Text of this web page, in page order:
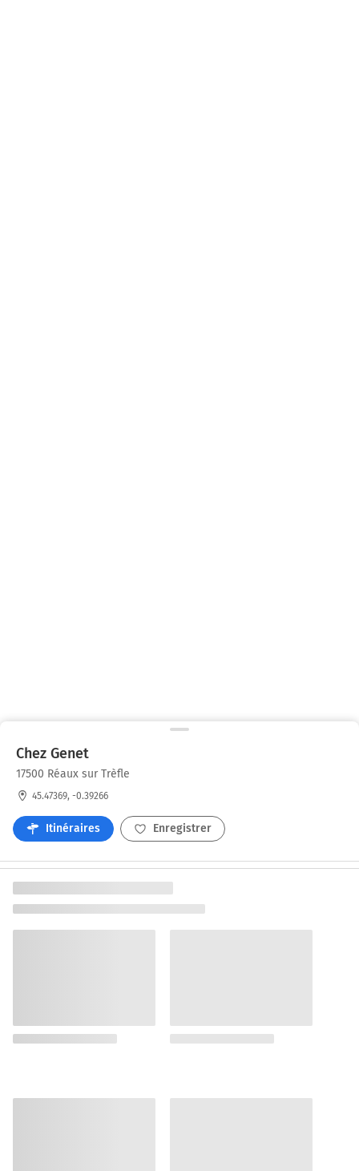
Chez Genet
17500 Réaux sur Trèfle
45.47369, -0.39266
Itinéraires Enregistrer